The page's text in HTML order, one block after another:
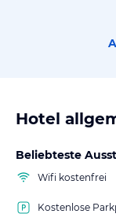
Hotel
Beliebteste
Wifi kostenfrei
Kostenlose